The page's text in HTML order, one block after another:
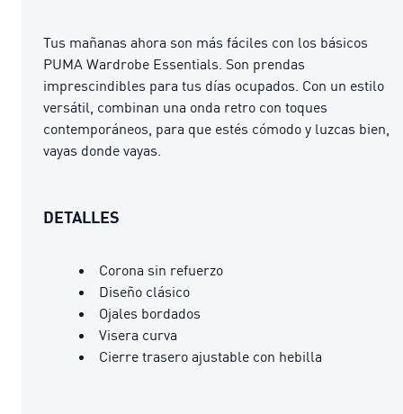
Tus mañanas ahora son más fáciles con los básicos
PUMA Wardrobe Essentials. Son prendas
imprescindibles para tus días ocupados. Con un estilo
versátil, combinan una onda retro con toques
contemporáneos, para que estés cómodo y luzcas bien,
vayas donde vayas.
DETALLES
Corona sin refuerzo
Diseño clásico
Ojales bordados
Visera curva
Cierre trasero ajustable con hebilla